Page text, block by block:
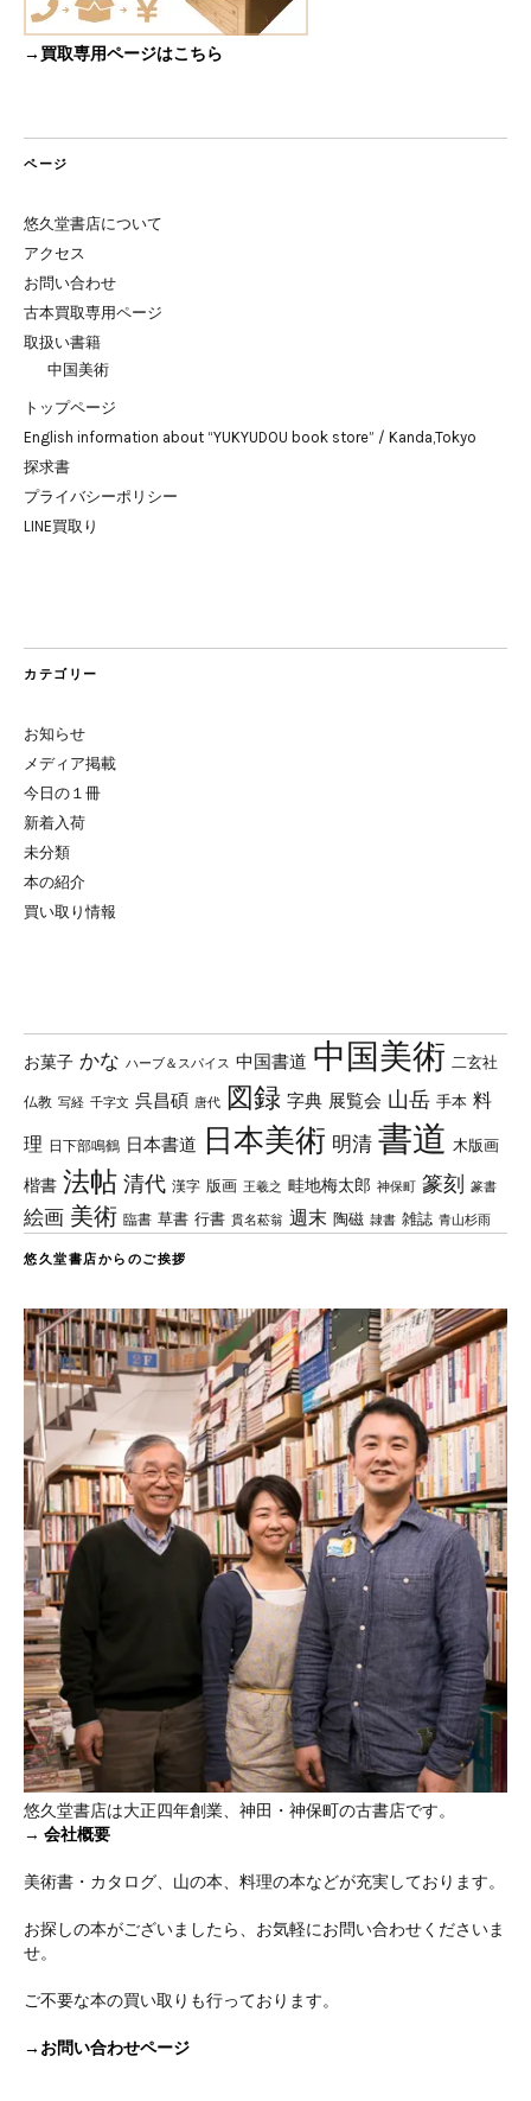
→買取専用ページはこちら
ページ
悠久堂書店について
アクセス
お問い合わせ
古本買取専用ページ
取扱い書籍
中国美術
トップページ
English information about “YUKYUDOU book store” / Kanda,Tokyo
探求書
プライバシーポリシー
LINE買取り
カテゴリー
お知らせ
メディア掲載
今日の１冊
新着入荷
未分類
本の紹介
買い取り情報
お菓子 かな ハーブ＆スパイス 中国書道 中国美術 二玄社
仏教 写経 千字文 呉昌碩 唐代 図録 字典 展覧会 山岳 手本 料
理 日下部鳴鶴 日本書道 日本美術 明清 書道 木版画
楷書 法帖 清代 漢字 版画 王羲之 畦地梅太郎 神保町 篆刻 篆書
絵画 美術 臨書 草書 行書 貫名菘翁 週末 陶磁 隷書 雑誌 青山杉雨
悠久堂書店からのご挨拶
悠久堂書店は大正四年創業、神田・神保町の古書店です。
→ 会社概要
美術書・カタログ、山の本、料理の本などが充実しております。
お探しの本がございましたら、お気軽にお問い合わせくださいま
せ。
ご不要な本の買い取りも行っております。
→お問い合わせページ